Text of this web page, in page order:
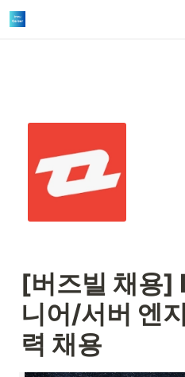
[버즈빌 채용]
니어/서버 엔
력 채용